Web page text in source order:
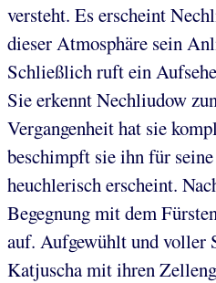
versteht. Es erscheint
dieser Atmosphäre sein
Schließlich ruft ein
Sie erkennt Nechliudow
Vergangenheit hat sie
beschimpft sie ihn für
heuchlerisch erscheint.
Begegnung mit dem
auf. Aufgewühlt und voller
Katjuscha mit ihren